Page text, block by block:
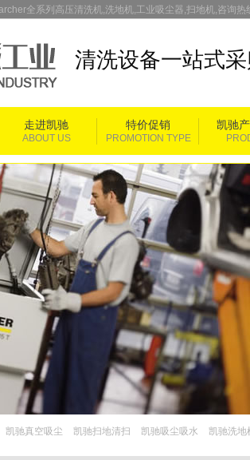
全系列高压清洗机,洗地机,工业吸尘器,扫地机,咨询
清洗设备一站式
走进凯驰 特价促销 凯驰
ABOUT US PROMOTION TYPE
凯驰真空吸尘 凯驰扫地清扫 凯驰吸尘吸水 凯驰洗地